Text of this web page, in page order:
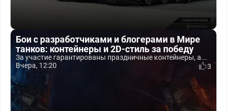
Бои с разработчиками и блогерами в Мире
танков: контейнеры и 2D-стиль за победу
За участие гарантированы праздничные контейнеры, а...
Вчера, 12:20
3